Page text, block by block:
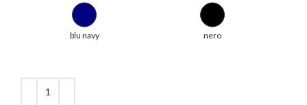
blu navy nero